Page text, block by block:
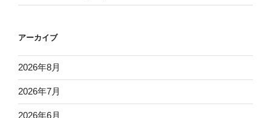
アーカイブ
2026年8月
2026年7月
2026年6月